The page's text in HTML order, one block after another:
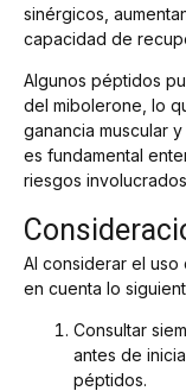
sinérgicos,
capacidad de
Algunos péptidos
del mibolerone, lo
ganancia muscular
es fundamental
riesgos
Al considerar el
en cuenta lo
Consultar
antes de
péptidos.